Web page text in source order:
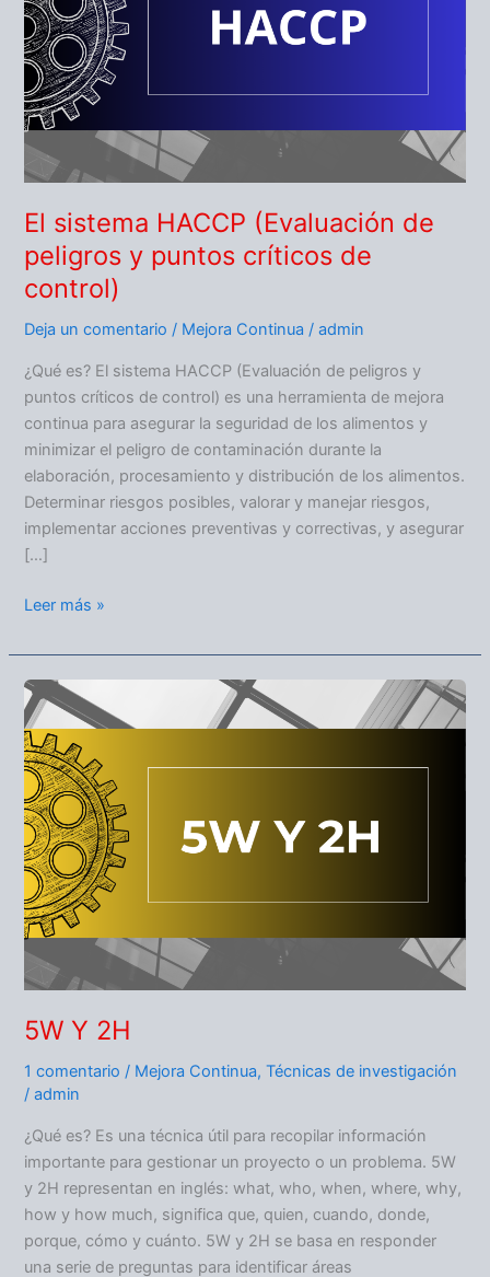
El sistema HACCP (Evaluación de
peligros y puntos críticos de
control)
Deja un comentario / Mejora Continua /admin
¿Qué es? El sistema HACCP (Evaluación de peligros y
puntos críticos de control) es una herramienta de mejora
continua para asegurar la seguridad de los alimentos y
minimizar el peligro de contaminación durante la
elaboración, procesamiento y distribución de los alimentos.
Determinar riesgos posibles, valorar y manejar riesgos,
implementar acciones preventivas y correctivas, y asegurar
[…]
peligros
y
puntos
críticos
de
control)
Leer más »
5W Y 2H
1 comentario / Mejora Continua,Técnicas de investigación
/admin
¿Qué es? Es una técnica útil para recopilar información
importante para gestionar un proyecto o un problema. 5W
y 2H representan en inglés: what, who, when, where, why,
how y how much, significa que, quien, cuando, donde,
porque, cómo y cuánto. 5W y 2H se basa en responder
una serie de preguntas para identificar áreas
5W
Y
2H